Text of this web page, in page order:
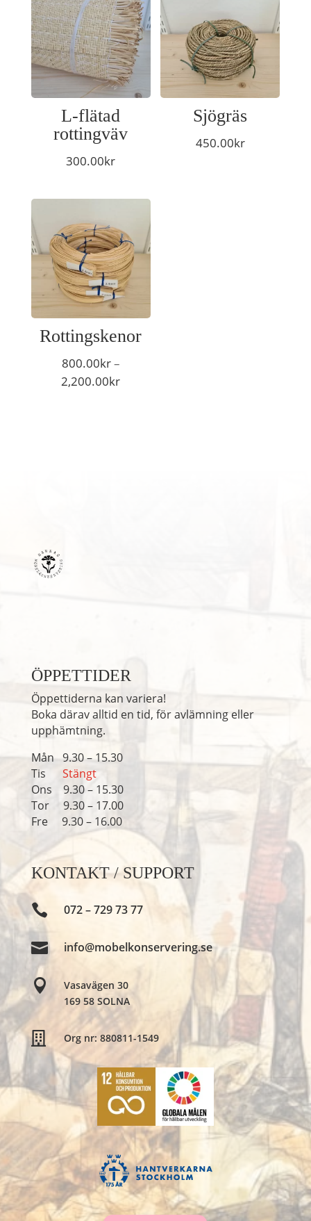
L-flätad
rottingväv
300.00kr
Sjögräs
450.00kr
Rottingskenor
800.00kr–
2,200.00krPrisintervall:
ÖPPETTIDER
​Öppettiderna kan variera!
Boka därav alltid en tid, för avlämning eller
upphämtning.
Mån 9.30 – 15.30
Tis Stängt
Ons 9.30 – 15.30
Tor 9.30 – 17.00
Fre 9.30 – 16.00
KONTAKT / SUPPORT
 072 – 729 73 77
 ​info@mobelkonservering.se

Vasavägen 30
​169 58 SOLNA
 Org nr: 880811-1549